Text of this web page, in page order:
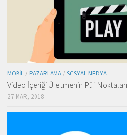
MOBIL / PAZARLAMA / SOSYAL MEDYA
Video İçeriği Üretmenin Püf Noktaları
27 MAR, 2018